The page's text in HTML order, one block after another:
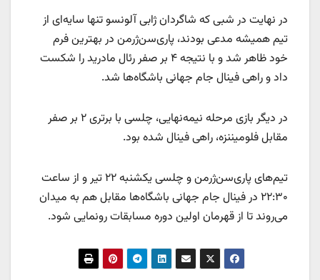
در نهایت در شبی که شاگردان ژابی آلونسو تنها سایه‌ای از
تیم همیشه مدعی بودند، پاری‌سن‌ژرمن در بهترین فرم
خود ظاهر شد و با نتیجه ۴ بر صفر رئال مادرید را شکست
داد و راهی فینال جام ‌جهانی باشگاه‌ها شد.
در دیگر بازی مرحله نیمه‌نهایی، چلسی با برتری ۲ بر صفر
مقابل فلومیننزه، راهی فینال شده بود.
تیم‌های پاری‌سن‌ژرمن و چلسی یکشنبه ۲۲ تیر و از ساعت
۲۲:۳۰ در فینال جام جهانی باشگاه‌ها مقابل هم به میدان
می‌روند تا از قهرمان اولین دوره مسابقات رونمایی شود.